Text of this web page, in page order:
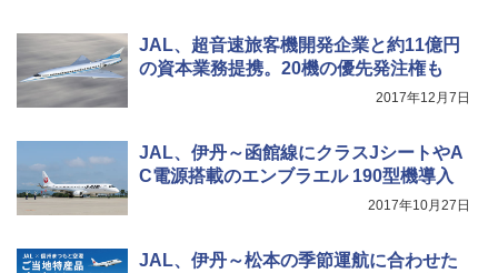
JAL、超音速旅客機開発企業と約11億円
の資本業務提携。20機の優先発注権も
2017年12月7日
JAL、伊丹～函館線にクラスJシートやA
C電源搭載のエンブラエル 190型機導入
2017年10月27日
JAL、伊丹～松本の季節運航に合わせた